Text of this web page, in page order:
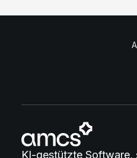
KI-gestützte